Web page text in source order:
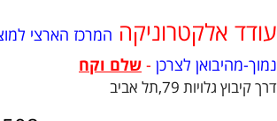
אלקטרוניקה המרכז הארצי
מהיבואן לצרכן - שלם וקח
קיבוץ גלויות 79,תל אביב